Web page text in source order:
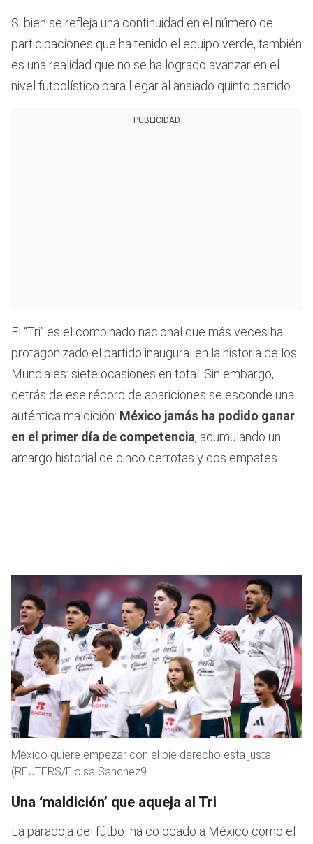
Si bien se refleja una continuidad en el número de
participaciones que ha tenido el equipo verde, también
es una realidad que no se ha logrado avanzar en el
nivel futbolístico para llegar al ansiado quinto partido.
PUBLICIDAD
El “Tri” es el combinado nacional que más veces ha
protagonizado el partido inaugural en la historia de los
Mundiales: siete ocasiones en total. Sin embargo,
detrás de ese récord de apariciones se esconde una
auténtica maldición: México jamás ha podido ganar
en el primer día de competencia, acumulando un
amargo historial de cinco derrotas y dos empates.
México quiere empezar con el pie derecho esta justa.
(REUTERS/Eloisa Sanchez9
Una ‘maldición’ que aqueja al Tri
La paradoja del fútbol ha colocado a México como el